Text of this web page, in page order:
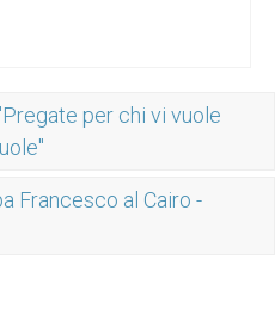
per chi vi vuole
Francesco al Cairo -